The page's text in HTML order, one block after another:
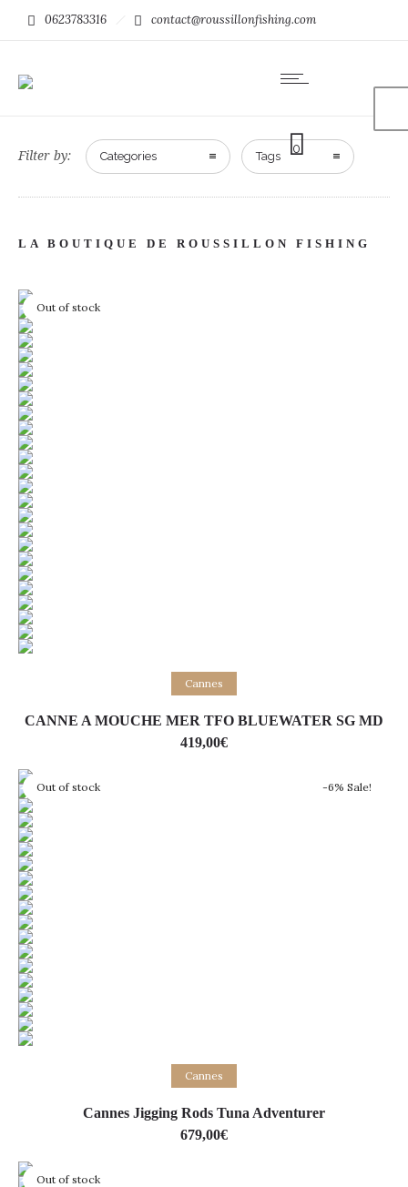
0623783316 contact@roussillonfishing.com
0
Filter by: Categories Tags
LA BOUTIQUE DE ROUSSILLON FISHING
Lire la suite
Out of stock
Cannes
CANNE A MOUCHE MER TFO BLUEWATER SG MD
419,00€
-6% Sale!
Lire la suite
Out of stock
Cannes
Cannes Jigging Rods Tuna Adventurer
679,00€
Out of stock